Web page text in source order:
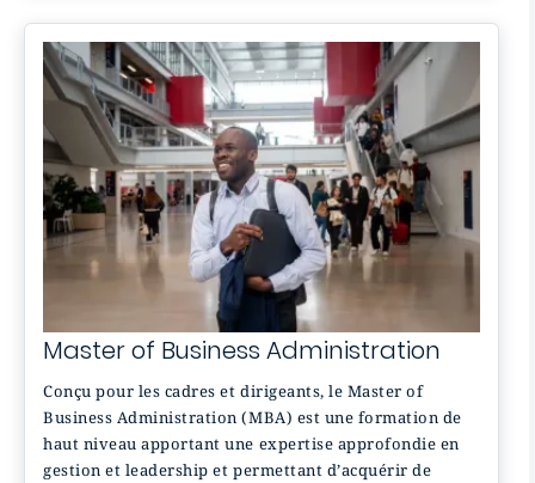
Master of Business Administration
Conçu pour les cadres et dirigeants, le Master of
Business Administration (MBA) est une formation de
haut niveau apportant une expertise approfondie en
gestion et leadership et permettant d’acquérir de